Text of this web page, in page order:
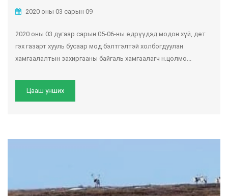
2020 оны 03 сарын 09
2020 оны 03 дугаар сарын 05-06-ны өдрүүдэд модон хүй, дөт
гэх газарт хууль бусаар мод бэлтгэлтэй холбогдуулан
хамгаалалтын захиргааны байгаль хамгаалагч н.цолмо...
Цааш унших